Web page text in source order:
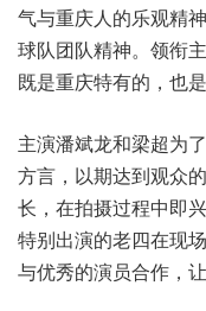
气与重庆人的乐观精
球队团队精神。领衔
既是重庆特有的，也
主演潘斌龙和梁超为
方言，以期达到观众
长，在拍摄过程中即
特别出演的老四在现
与优秀的演员合作，